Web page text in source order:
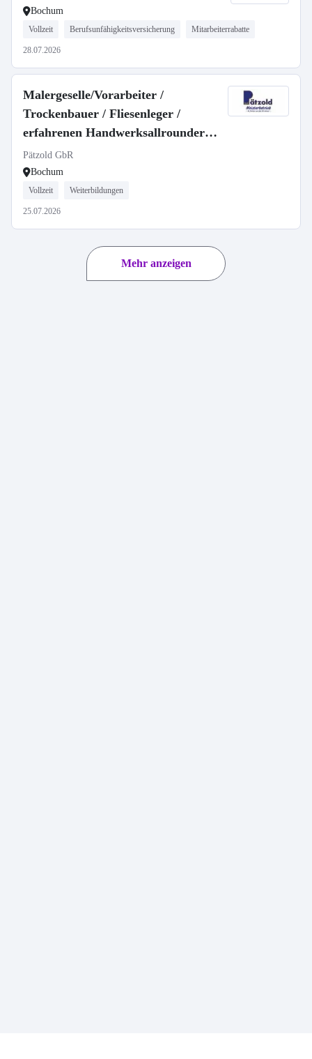
Bochum
Vollzeit Berufsunfähigkeitsversicherung Mitarbeiterrabatte
28.07.2026
Malergeselle/Vorarbeiter /
Trockenbauer / Fliesenleger /
erfahrenen Handwerksallrounder
(m/w/d)
Pätzold GbR
Bochum
Vollzeit Weiterbildungen
25.07.2026
Mehr anzeigen